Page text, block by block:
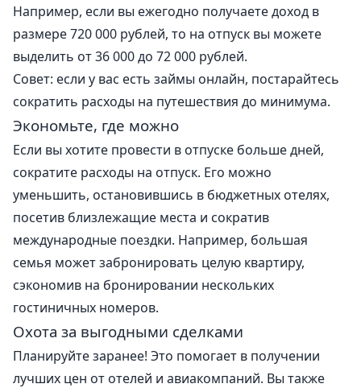
Например, если вы ежегодно получаете доход в
размере 720 000 рублей, то на отпуск вы можете
выделить от 36 000 до 72 000 рублей.
Совет: если у вас есть займы онлайн, постарайтесь
сократить расходы на путешествия до минимума.
Экономьте, где можно
Если вы хотите провести в отпуске больше дней,
сократите расходы на отпуск. Его можно
уменьшить, остановившись в бюджетных отелях,
посетив близлежащие места и сократив
международные поездки. Например, большая
семья может забронировать целую квартиру,
сэкономив на бронировании нескольких
гостиничных номеров.
Охота за выгодными сделками
Планируйте заранее! Это помогает в получении
лучших цен от отелей и авиакомпаний. Вы также